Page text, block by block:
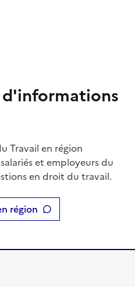
d'informations
Travail en région
et employeurs du
en droit du travail.
région